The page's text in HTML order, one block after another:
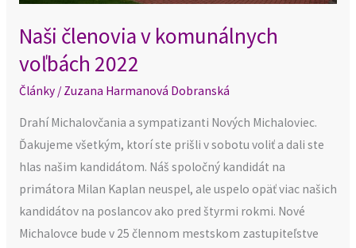
Naši členovia v komunálnych
voľbách 2022
Články/ Zuzana Harmanová Dobranská
Drahí Michalovčania a sympatizanti Nových Michaloviec.
Ďakujeme všetkým, ktorí ste prišli v sobotu voliť a dali ste
hlas našim kandidátom. Náš spoločný kandidát na
primátora Milan Kaplan neuspel, ale uspelo opäť viac našich
kandidátov na poslancov ako pred štyrmi rokmi. Nové
Michalovce bude v 25 člennom mestskom zastupiteľstve